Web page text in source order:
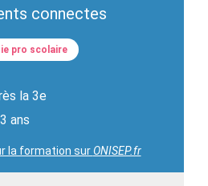
connectes
pro scolaire
la 3e
3 ans
la formation surONISEP.fr